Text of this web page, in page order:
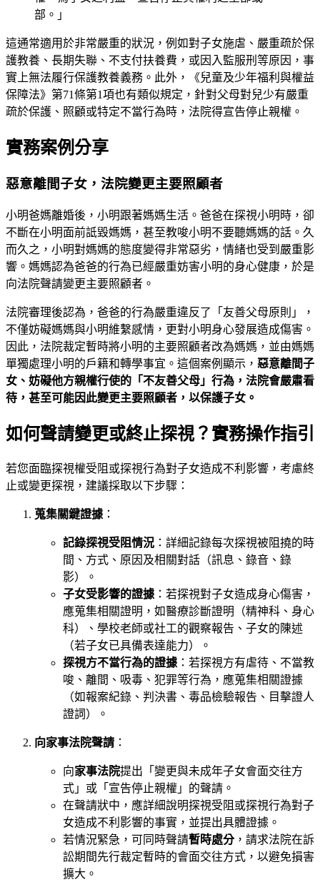
部。」
這通常適用於非常嚴重的狀況，例如對子女施虐、嚴重疏於保
護教養、長期失聯、不支付扶養費，或因入監服刑等原因，事
實上無法履行保護教養義務。此外，《兒童及少年福利與權益
保障法》第71條第1項也有類似規定，針對父母對兒少有嚴重
疏於保護、照顧或特定不當行為時，法院得宣告停止親權。
實務案例分享
惡意離間子女，法院變更主要照顧者
小明爸媽離婚後，小明跟著媽媽生活。爸爸在探視小明時，卻
不斷在小明面前詆毀媽媽，甚至教唆小明不要聽媽媽的話。久
而久之，小明對媽媽的態度變得非常惡劣，情緒也受到嚴重影
響。媽媽認為爸爸的行為已經嚴重妨害小明的身心健康，於是
向法院聲請變更主要照顧者。
法院審理後認為，爸爸的行為嚴重違反了「友善父母原則」，
不僅妨礙媽媽與小明維繫感情，更對小明身心發展造成傷害。
因此，法院裁定暫時將小明的主要照顧者改為媽媽，並由媽媽
單獨處理小明的戶籍和轉學事宜。這個案例顯示， 惡意離間子
女、妨礙他方親權行使的「不友善父母」行為，法院會嚴肅看
待，甚至可能因此變更主要照顧者，以保護子女。
如何聲請變更或終止探視？實務操作指引
若您面臨探視權受阻或探視行為對子女造成不利影響，考慮終
止或變更探視，建議採取以下步驟：
蒐集關鍵證據 ：
記錄探視受阻情況 ：詳細記錄每次探視被阻撓的時
間、方式、原因及相關對話（訊息、錄音、錄
影）。
子女受影響的證據 ：若探視對子女造成身心傷害，
應蒐集相關證明，如醫療診斷證明（精神科、身心
科）、學校老師或社工的觀察報告、子女的陳述
（若子女已具備表達能力）。
探視方不當行為的證據 ：若探視方有虐待、不當教
唆、離間、吸毒、犯罪等行為，應蒐集相關證據
（如報案紀錄、判決書、毒品檢驗報告、目擊證人
證詞）。
向家事法院聲請 ：
向家事法院提出「變更與未成年子女會面交往方
式」或「宣告停止親權」的聲請。
在聲請狀中，應詳細說明探視受阻或探視行為對子
女造成不利影響的事實，並提出具體證據。
若情況緊急，可同時聲請暫時處分，請求法院在訴
訟期間先行裁定暫時的會面交往方式，以避免損害
擴大。